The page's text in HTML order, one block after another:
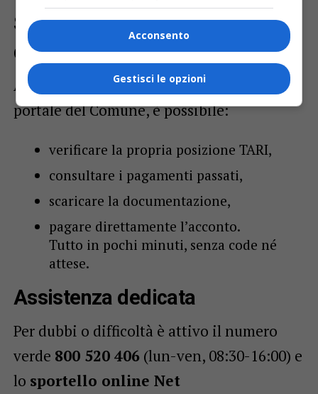
Servizi online sempre a portata
di clic
Accedendo conSPID,TS-CNS
portale del Comune, è possibile:
verificare la propria posizione TARI,
consultare i pagamenti passati,
scaricare la documentazione,
pagare direttamente l’acconto.
Tutto in pochi minuti, senza code né
attese.
Assistenza dedicata
Per dubbi o difficoltà è attivo il numero
verde 800 520 406 (lun-ven, 08:30-16:00) e
lo sportello online Net
Acconsento
Gestisci le opzioni